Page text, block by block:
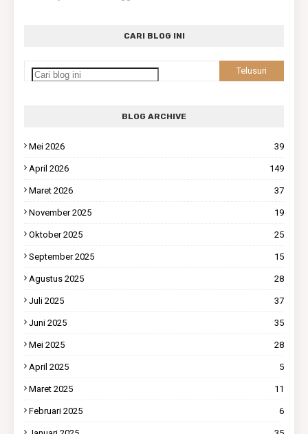
CARI BLOG INI
BLOG ARCHIVE
Mei 2026 39
April 2026 149
Maret 2026 37
November 2025 19
Oktober 2025 25
September 2025 15
Agustus 2025 28
Juli 2025 37
Juni 2025 35
Mei 2025 28
April 2025 5
Maret 2025 11
Februari 2025 6